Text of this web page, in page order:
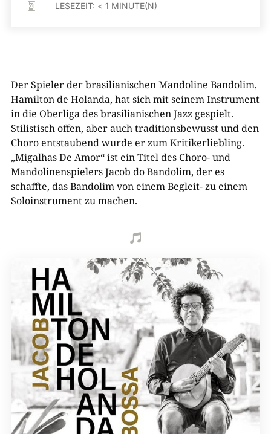
 LESEZEIT: < 1 MINUTE(N)
Der Spieler der brasilianischen Mandoline Bandolim,
Hamilton de Holanda, hat sich mit seinem Instrument
in die Oberliga des brasilianischen Jazz gespielt.
Stilistisch offen, aber auch traditionsbewusst und den
Choro entstaubend wurde er zum Kritikerliebling.
„Migalhas De Amor“ ist ein Titel des Choro- und
Mandolinenspielers Jacob do Bandolim, der es
schaffte, das Bandolim von einem Begleit- zu einem
Soloinstrument zu machen.
